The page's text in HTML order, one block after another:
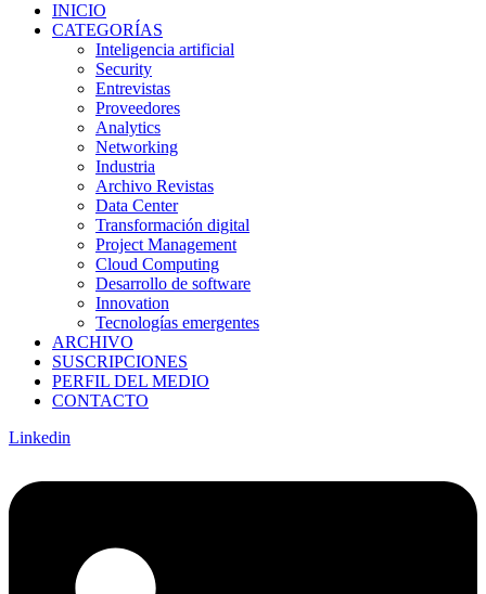
INICIO
CATEGORÍAS
Inteligencia artificial
Security
Entrevistas
Proveedores
Analytics
Networking
Industria
Archivo Revistas
Data Center
Transformación digital
Project Management
Cloud Computing
Desarrollo de software
Innovation
Tecnologías emergentes
ARCHIVO
SUSCRIPCIONES
PERFIL DEL MEDIO
CONTACTO
Linkedin